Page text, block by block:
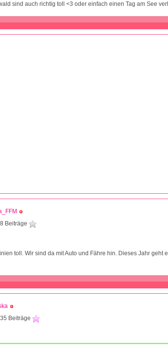
sind auch richtig toll <3 oder einfach einen Tag am See
Beiträge
toll. Wir sind da mit Auto und Fähre hin. Dieses Jahr geht
Beiträge